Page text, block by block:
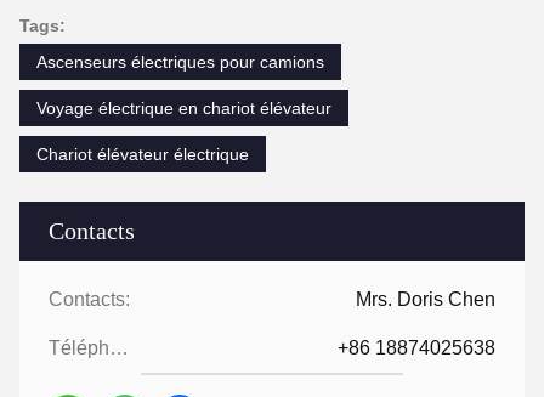
Contacts
Contacts: Mrs. Doris Chen
Téléphone: +86 18874025638
Tags:
Ascenseurs électriques pour camions
Voyage électrique en chariot élévateur
Chariot élévateur électrique